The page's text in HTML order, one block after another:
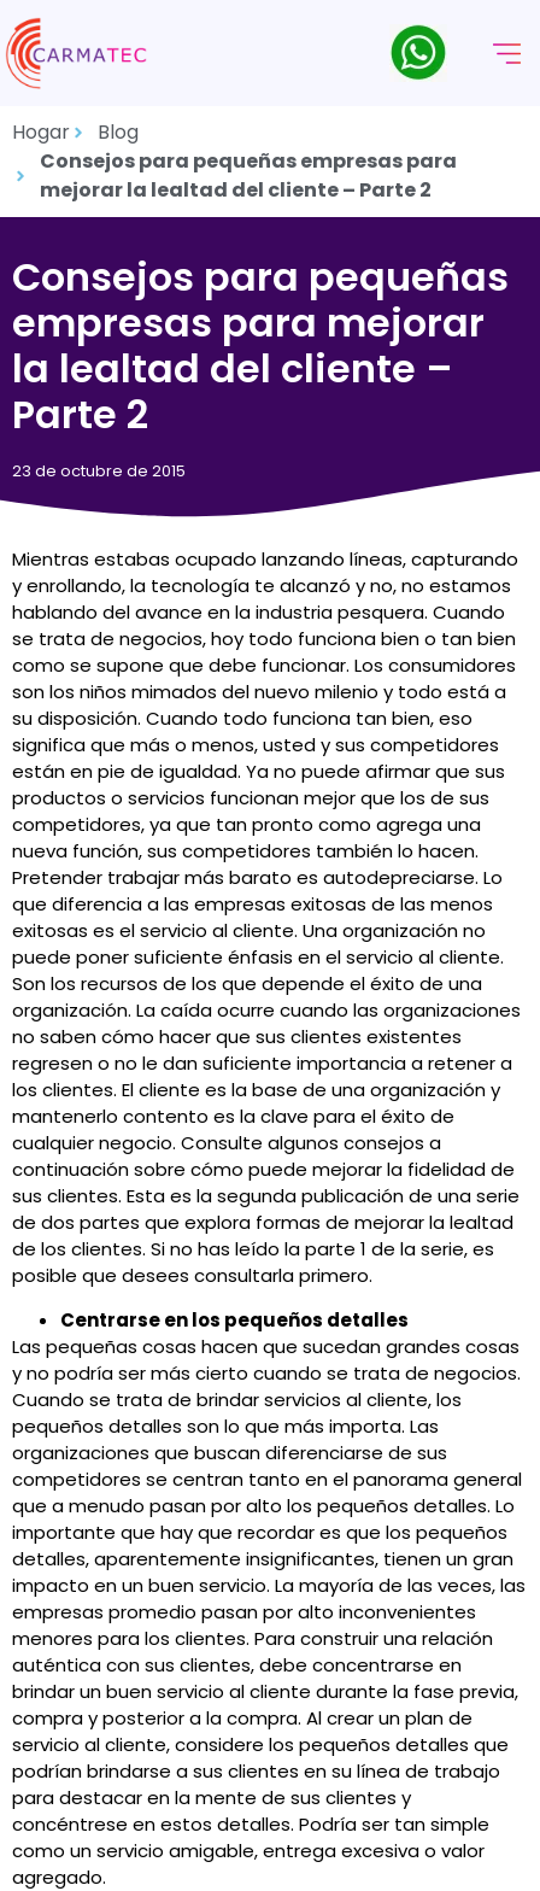
Hogar
Blog
Consejos para pequeñas empresas para
mejorar la lealtad del cliente – Parte 2
Consejos para pequeñas
empresas para mejorar
la lealtad del cliente –
Parte 2
23 de octubre de 2015
Mientras estabas ocupado lanzando líneas, capturando
y enrollando, la tecnología te alcanzó y no, no estamos
hablando del avance en la industria pesquera. Cuando
se trata de negocios, hoy todo funciona bien o tan bien
como se supone que debe funcionar. Los consumidores
son los niños mimados del nuevo milenio y todo está a
su disposición. Cuando todo funciona tan bien, eso
significa que más o menos, usted y sus competidores
están en pie de igualdad. Ya no puede afirmar que sus
productos o servicios funcionan mejor que los de sus
competidores, ya que tan pronto como agrega una
nueva función, sus competidores también lo hacen.
Pretender trabajar más barato es autodepreciarse. Lo
que diferencia a las empresas exitosas de las menos
exitosas es el servicio al cliente. Una organización no
puede poner suficiente énfasis en el servicio al cliente.
Son los recursos de los que depende el éxito de una
organización. La caída ocurre cuando las organizaciones
no saben cómo hacer que sus clientes existentes
regresen o no le dan suficiente importancia a retener a
los clientes. El cliente es la base de una organización y
mantenerlo contento es la clave para el éxito de
cualquier negocio. Consulte algunos consejos a
continuación sobre cómo puede mejorar la fidelidad de
sus clientes. Esta es la segunda publicación de una serie
de dos partes que explora formas de mejorar la lealtad
de los clientes. Si no has leído la parte 1 de la serie, es
posible que desees consultarla primero.
Centrarse en los pequeños detalles
Las pequeñas cosas hacen que sucedan grandes cosas
y no podría ser más cierto cuando se trata de negocios.
Cuando se trata de brindar servicios al cliente, los
pequeños detalles son lo que más importa. Las
organizaciones que buscan diferenciarse de sus
competidores se centran tanto en el panorama general
que a menudo pasan por alto los pequeños detalles. Lo
importante que hay que recordar es que los pequeños
detalles, aparentemente insignificantes, tienen un gran
impacto en un buen servicio. La mayoría de las veces, las
empresas promedio pasan por alto inconvenientes
menores para los clientes. Para construir una relación
auténtica con sus clientes, debe concentrarse en
brindar un buen servicio al cliente durante la fase previa,
compra y posterior a la compra. Al crear un plan de
servicio al cliente, considere los pequeños detalles que
podrían brindarse a sus clientes en su línea de trabajo
para destacar en la mente de sus clientes y
concéntrese en estos detalles. Podría ser tan simple
como un servicio amigable, entrega excesiva o valor
agregado.